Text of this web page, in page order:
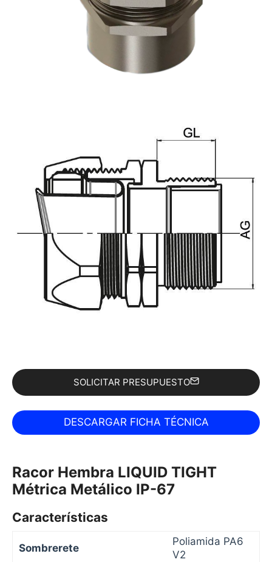
SOLICITAR PRESUPUESTO
Racor Hembra LIQUID TIGHT
Métrica Metálico IP-67
Características
Sombrerete
Poliamida PA6
V2